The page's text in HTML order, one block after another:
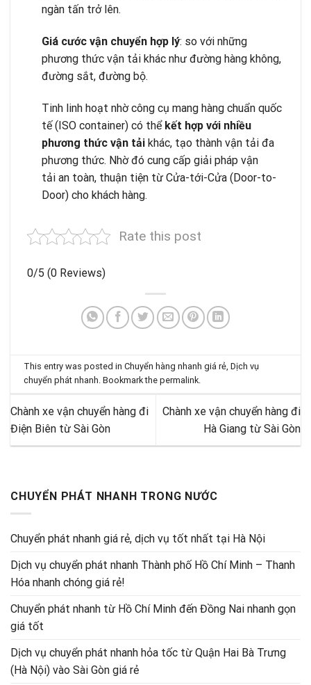
ngàn tấn trở lên.
Giá cước vận chuyển hợp lý: so với những
phương thức vận tải khác như đường hàng không,
đường sắt, đường bộ.
Tinh linh hoạt nhờ công cụ mang hàng chuẩn quốc
tế (ISO container) có thể kết hợp với nhiều
phương thức vận tảikhác, tạo thành vận tải đa
phương thức. Nhờ đó cung cấp giải pháp vận
tải an toàn, thuận tiện từ Cửa-tới-Cửa (Door-to-
Door) cho khách hàng.
Rate this post
0/5 (0 Reviews)
This entry was posted inChuyển hàng nhanh giá rẻ,Dịch vụ
chuyển phát nhanh. Bookmark thepermalink.
Chành xe vận chuyển hàng đi
Điện Biên từ Sài Gòn
Chành xe vận chuyển hàng đi
Hà Giang từ Sài Gòn
CHUYỂN PHÁT NHANH TRONG NƯỚC
Chuyển phát nhanh giá rẻ, dịch vụ tốt nhất tại Hà Nội
Dịch vụ chuyển phát nhanh Thành phố Hồ Chí Minh – Thanh
Hóa nhanh chóng giá rẻ!
Chuyển phát nhanh từ Hồ Chí Minh đến Đồng Nai nhanh gọn
giá tốt
Dịch vụ chuyển phát nhanh hỏa tốc từ Quận Hai Bà Trưng
(Hà Nội) vào Sài Gòn giá rẻ